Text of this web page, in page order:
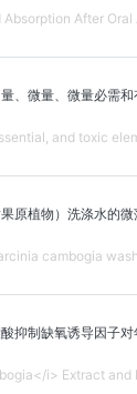
After
、微量、微量必需和
and toxic
原植物）洗涤水的微
cambogia
抑制缺氧诱导因子
i> Extract